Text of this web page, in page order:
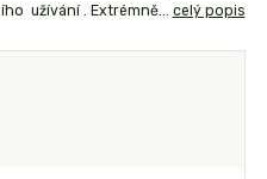
užívání . Extrémně... celý popis